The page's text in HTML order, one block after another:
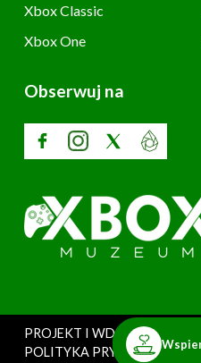
Xbox Classic
Xbox One
Obserwuj na
PROJEKT I WDROŻENIE:
POLITYKA PRYWATNOŚCI